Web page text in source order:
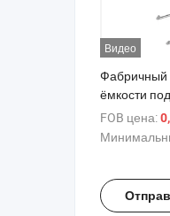
Видео
Фабричный
ёмкости
для
для
FOB цена: